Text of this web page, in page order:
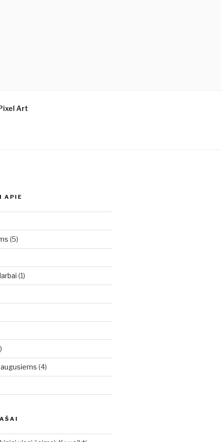
Art
APIE
(5)
(1)
(4)